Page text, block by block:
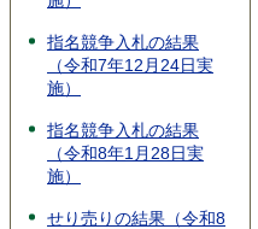
指名競争入札の結果
（令和7年12月24日実
施）
指名競争入札の結果
（令和8年1月28日実
施）
せり売りの結果（令和8